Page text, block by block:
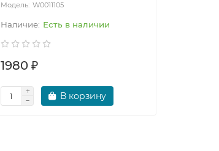
W0011105
Есть в наличии
1980 ₽
В корзину